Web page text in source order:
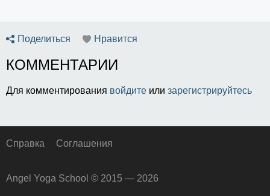
Поделиться Нравится
КОММЕНТАРИИ
Для комментирования войдите или зарегистрируйтесь
Справка Соглашения
Angel Yoga School © 2015 — 2026